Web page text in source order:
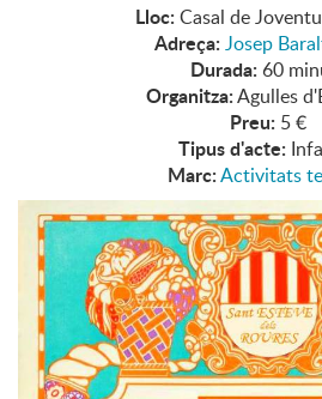
Lloc: Casal de
Adreça: Josep
Durada: 60
Organitza:Agulles
Preu: 5 €
Tipus d'acte:
Marc:Activitats